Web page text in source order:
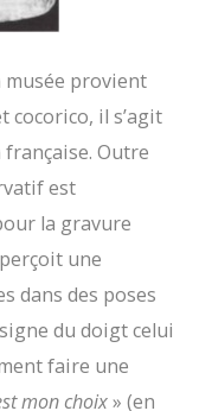
musée provient
cocorico, il s’agit
Outre
est
la gravure
une
dans des poses
du doigt celui
faire une
mon choix» (en